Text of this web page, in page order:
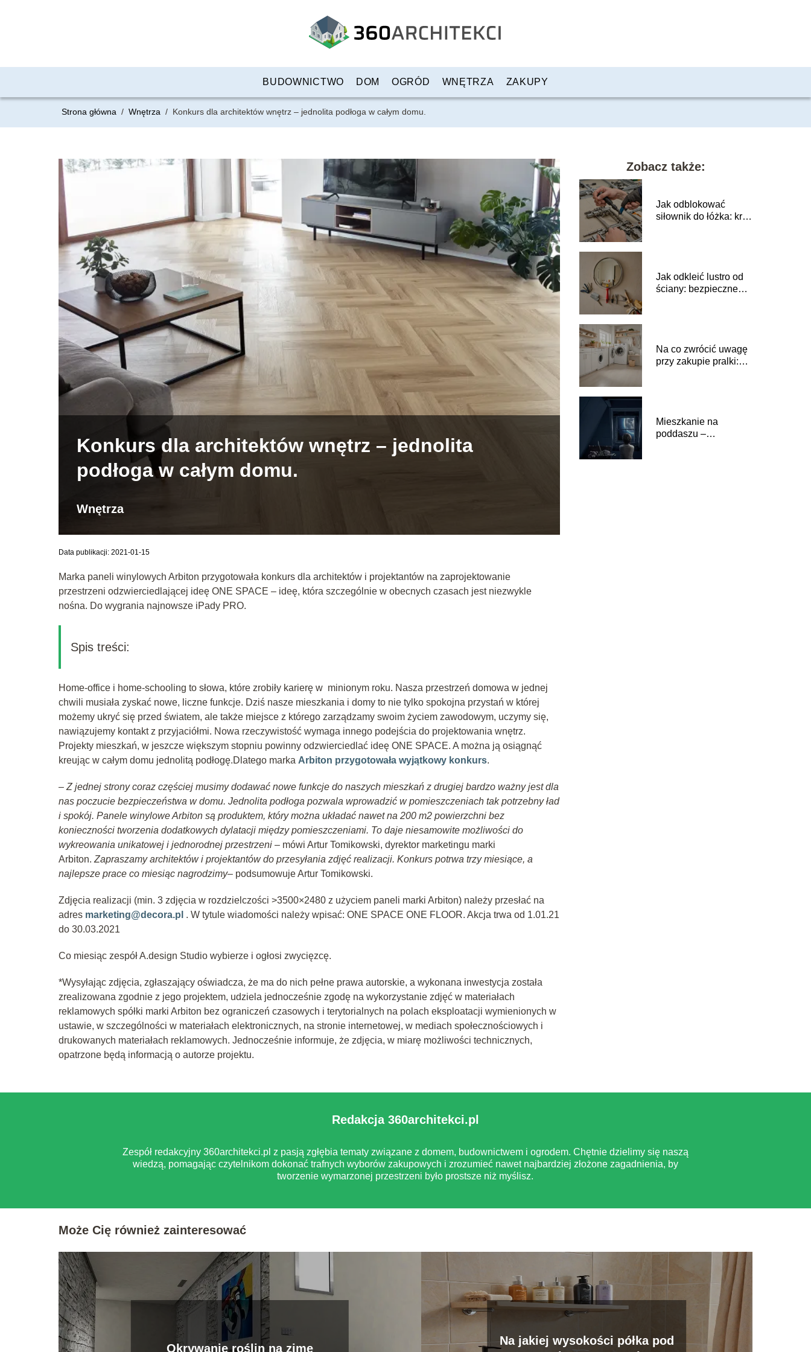
BUDOWNICTWO DOM OGRÓD WNĘTRZA ZAKUPY
Strona główna / Wnętrza / Konkurs dla architektów wnętrz – jednolita podłoga w całym domu.
Konkurs dla architektów wnętrz – jednolita
podłoga w całym domu.
Wnętrza
Data publikacji: 2021-01-15
Marka paneli winylowych Arbiton przygotowała konkurs dla architektów i projektantów na zaprojektowanie
przestrzeni odzwierciedlającej ideę ONE SPACE – ideę, która szczególnie w obecnych czasach jest niezwykle
nośna. Do wygrania najnowsze iPady PRO.
Spis treści:
Home-office i home-schooling to słowa, które zrobiły karierę w minionym roku. Nasza przestrzeń domowa w jednej
chwili musiała zyskać nowe, liczne funkcje. Dziś nasze mieszkania i domy to nie tylko spokojna przystań w której
możemy ukryć się przed światem, ale także miejsce z którego zarządzamy swoim życiem zawodowym, uczymy się,
nawiązujemy kontakt z przyjaciółmi. Nowa rzeczywistość wymaga innego podejścia do projektowania wnętrz.
Projekty mieszkań, w jeszcze większym stopniu powinny odzwierciedlać ideę ONE SPACE. A można ją osiągnąć
kreując w całym domu jednolitą podłogę.Dlatego marka Arbiton przygotowała wyjątkowy konkurs.
– Z jednej strony coraz częściej musimy dodawać nowe funkcje do naszych mieszkań z drugiej bardzo ważny jest dla
nas poczucie bezpieczeństwa w domu. Jednolita podłoga pozwala wprowadzić w pomieszczeniach tak potrzebny ład
i spokój. Panele winylowe Arbiton są produktem, który można układać nawet na 200 m2 powierzchni bez
konieczności tworzenia dodatkowych dylatacji między pomieszczeniami. To daje niesamowite możliwości do
wykreowania unikatowej i jednorodnej przestrzeni – mówi Artur Tomikowski, dyrektor marketingu marki
Arbiton. Zapraszamy architektów i projektantów do przesyłania zdjęć realizacji. Konkurs potrwa trzy miesiące, a
najlepsze prace co miesiąc nagrodzimy– podsumowuje Artur Tomikowski.
Zdjęcia realizacji (min. 3 zdjęcia w rozdzielczości >3500×2480 z użyciem paneli marki Arbiton) należy przesłać na
adres marketing@decora.pl . W tytule wiadomości należy wpisać: ONE SPACE ONE FLOOR. Akcja trwa od 1.01.21
do 30.03.2021
Co miesiąc zespół A.design Studio wybierze i ogłosi zwycięzcę.
*Wysyłając zdjęcia, zgłaszający oświadcza, że ma do nich pełne prawa autorskie, a wykonana inwestycja została
zrealizowana zgodnie z jego projektem, udziela jednocześnie zgodę na wykorzystanie zdjęć w materiałach
reklamowych spółki marki Arbiton bez ograniczeń czasowych i terytorialnych na polach eksploatacji wymienionych w
ustawie, w szczególności w materiałach elektronicznych, na stronie internetowej, w mediach społecznościowych i
drukowanych materiałach reklamowych. Jednocześnie informuje, że zdjęcia, w miarę możliwości technicznych,
opatrzone będą informacją o autorze projektu.
Zobacz także:
Jak odblokować
siłownik do łóżka: krok
Jak odkleić lustro od
ściany: bezpieczne
Na co zwrócić uwagę
przy zakupie pralki:
Mieszkanie na
poddaszu –
Redakcja 360architekci.pl
Zespół redakcyjny 360architekci.pl z pasją zgłębia tematy związane z domem, budownictwem i ogrodem. Chętnie dzielimy się naszą
wiedzą, pomagając czytelnikom dokonać trafnych wyborów zakupowych i zrozumieć nawet najbardziej złożone zagadnienia, by
tworzenie wymarzonej przestrzeni było prostsze niż myślisz.
Może Cię również zainteresować
Okrywanie roślin na zimę
Na jakiej wysokości półka pod